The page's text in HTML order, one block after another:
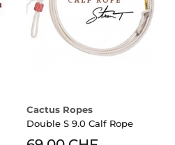
Cactus Ropes
Double S 9.0 Calf Rope